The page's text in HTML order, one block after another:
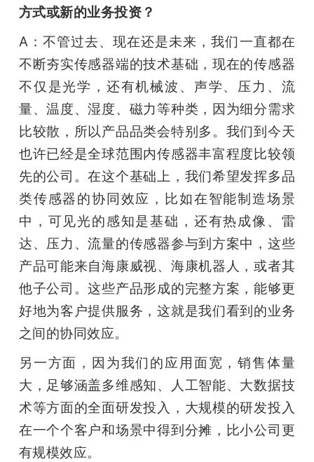
方式或新的业务投资？
A：不管过去、现在还是未来，我们一直都在
不断夯实传感器端的技术基础，现在的传感器
不仅是光学，还有机械波、声学、压力、流
量、温度、湿度、磁力等种类，因为细分需求
比较散，所以产品品类会特别多。我们到今天
也许已经是全球范围内传感器丰富程度比较领
先的公司。在这个基础上，我们希望发挥多品
类传感器的协同效应，比如在智能制造场景
中，可见光的感知是基础，还有热成像、雷
达、压力、流量的传感器参与到方案中，这些
产品可能来自海康威视、海康机器人，或者其
他子公司。这些产品形成的完整方案，能够更
好地为客户提供服务，这就是我们看到的业务
之间的协同效应。
另一方面，因为我们的应用面宽，销售体量
大，足够涵盖多维感知、人工智能、大数据技
术等方面的全面研发投入，大规模的研发投入
在一个个客户和场景中得到分摊，比小公司更
有规模效应。